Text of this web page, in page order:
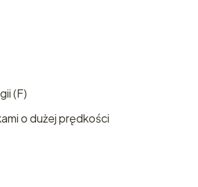
(F)
o dużej prędkości